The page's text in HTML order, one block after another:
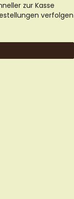
zur Kasse
verfolgen